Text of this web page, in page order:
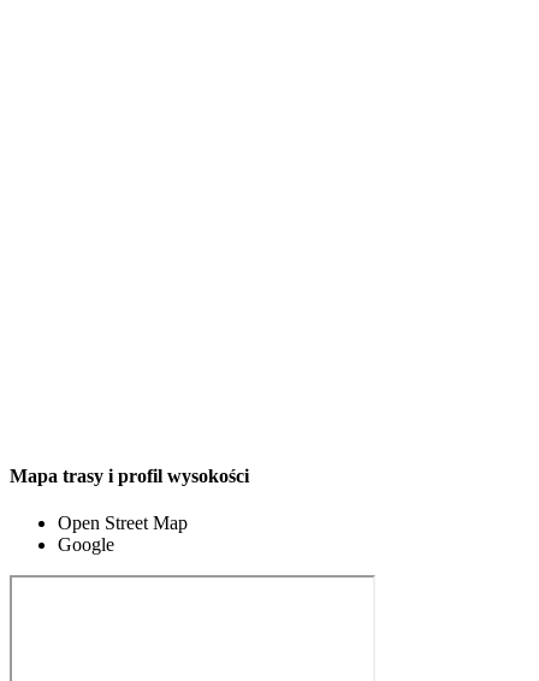
Mapa trasy i profil wysokości
Open Street Map
Google